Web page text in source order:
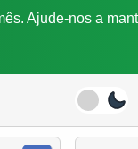
Ajude-nos a